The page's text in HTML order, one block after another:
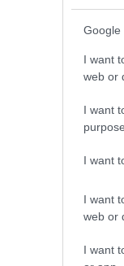
Google
I want
web or
I want
I want
I want
web or
I want